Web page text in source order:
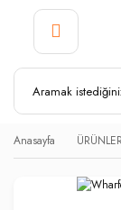
Anasayfa